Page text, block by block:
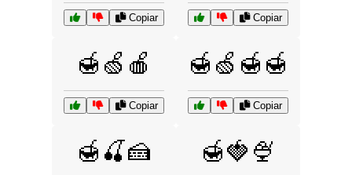
Copiar Copiar
🍯🍏🍎
Copiar
🍯🍏🍯🍯
Copiar
🍯🍒🍰 🍯🍓🍨